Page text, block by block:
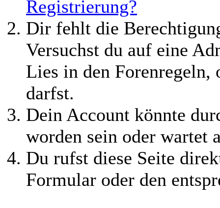
Registrierung?
Dir fehlt die
Versuchst du auf eine
Lies in den Forenregeln,
darfst.
Dein Account könnte
worden sein oder wartet
Du rufst diese Seite
Formular oder den